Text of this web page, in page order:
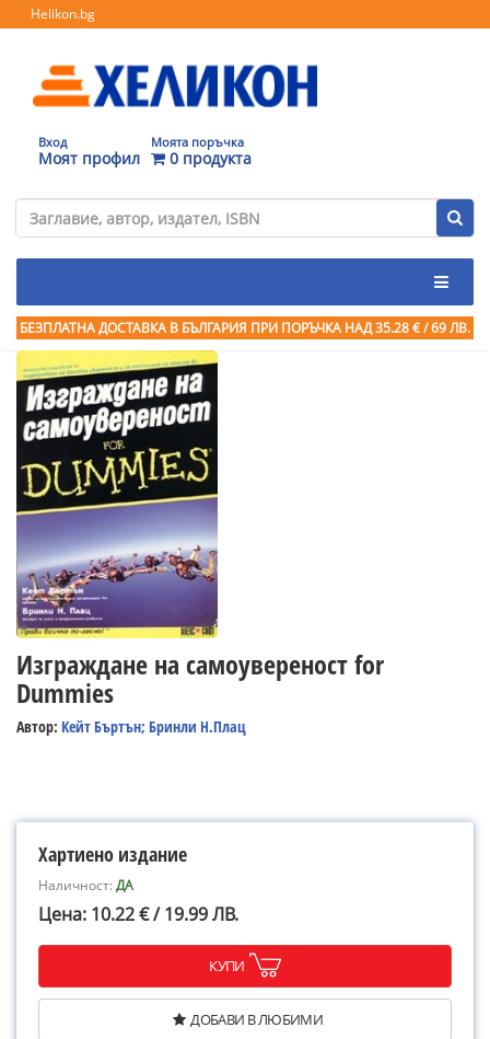
Helikon.bg
Вход
Моят профил
Моята поръчка
0 продукта
БЕЗПЛАТНА ДОСТАВКА В БЪЛГАРИЯ ПРИ ПОРЪЧКА НАД 35.28 € / 69 ЛВ.
Изграждане на самоувереност for
Dummies
Автор: Кейт Бъртън; Бринли Н.Плац
Хартиено издание
Наличност:ДА
Цена: 10.22 € / 19.99 ЛВ.
КУПИ
ДОБАВИ В ЛЮБИМИ